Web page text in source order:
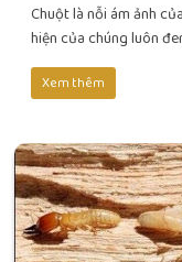
Chuột là nỗi ám ảnh
hiện của chúng luôn
Xem thêm